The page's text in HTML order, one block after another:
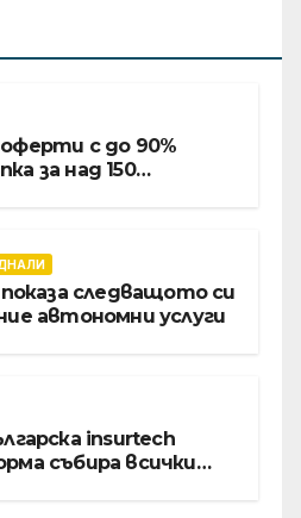
с до 90%
за над 150
следващото си
автономни услуги
insurtech
събира всички